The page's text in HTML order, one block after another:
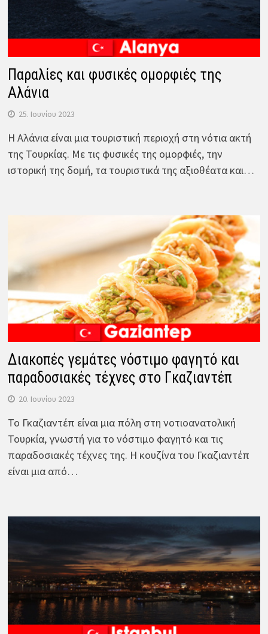
Παραλίες και φυσικές ομορφιές της
Αλάνια
25. Ιουνίου 2023
Η Αλάνια είναι μια τουριστική περιοχή στη νότια ακτή
της Τουρκίας. Με τις φυσικές της ομορφιές, την
ιστορική της δομή, τα τουριστικά της αξιοθέατα και…
Διακοπές γεμάτες νόστιμο φαγητό και
παραδοσιακές τέχνες στο Γκαζιαντέπ
20. Ιουνίου 2023
Το Γκαζιαντέπ είναι μια πόλη στη νοτιοανατολική
Τουρκία, γνωστή για το νόστιμο φαγητό και τις
παραδοσιακές τέχνες της. Η κουζίνα του Γκαζιαντέπ
είναι μια από…